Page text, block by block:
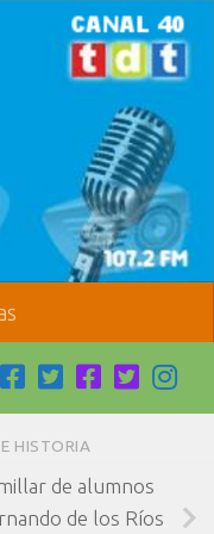
HISTORIA
de alumnos
de los Ríos